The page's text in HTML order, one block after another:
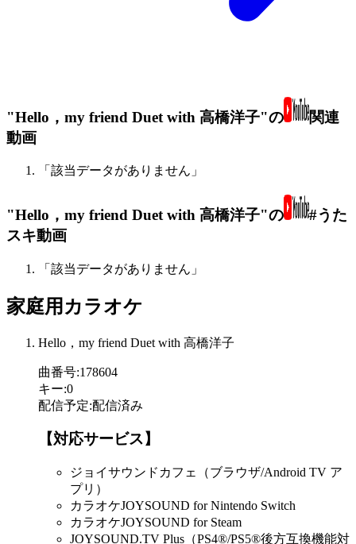
"Hello，my friend Duet with 高橋洋子"の
関連
動画
「該当データがありません」
"Hello，my friend Duet with 高橋洋子"の
#うた
スキ動画
「該当データがありません」
家庭用カラオケ
Hello，my friend Duet with 高橋洋子
曲番号:178604
キー:0
配信予定:配信済み
【対応サービス】
ジョイサウンドカフェ（ブラウザ/Android TV ア
プリ）
カラオケJOYSOUND for Nintendo Switch
カラオケJOYSOUND for Steam
JOYSOUND.TV Plus（PS4®/PS5®後方互換機能対